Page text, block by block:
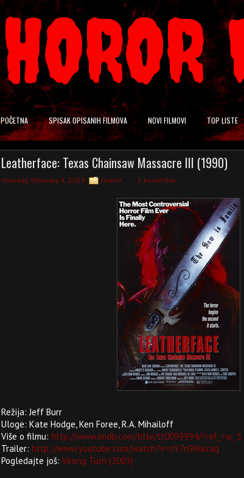
POČETNA SPISAK OPISANIH FILMOVA NOVI FILMOVI TOP LISTE
Leatherface: Texas Chainsaw Massacre III (1990)
monday, february 4, 2013 Horror 1 komentar
Režija: Jeff Burr
Uloge: Kate Hodge, Ken Foree, R.A. Mihailoff
Više o filmu: http://www.imdb.com/title/tt0099994/?ref_=sr_3
Trailer: http://www.youtube.com/watch?v=nY7n9IKerag
Pogledajte još: Wrong Turn (2003)